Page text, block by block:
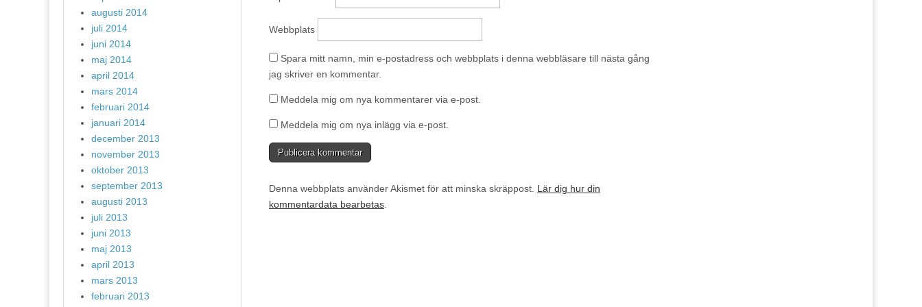
Webbplats
Spara mitt namn, min e-postadress och webbplats i denna webbläsare till nästa gång
jag skriver en kommentar.
Meddela mig om nya kommentarer via e-post.
Meddela mig om nya inlägg via e-post.
Denna webbplats använder Akismet för att minska skräppost. Lär dig hur din
kommentardata bearbetas.
augusti 2014
juli 2014
juni 2014
maj 2014
april 2014
mars 2014
februari 2014
januari 2014
december 2013
november 2013
oktober 2013
september 2013
augusti 2013
juli 2013
juni 2013
maj 2013
april 2013
mars 2013
februari 2013